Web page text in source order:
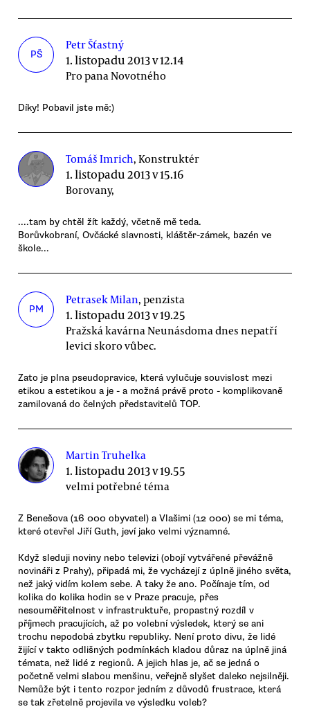
PŠ
Petr Šťastný
1. listopadu 2013 v 12.14
Pro pana Novotného
Díky! Pobavil jste mě:)
Tomáš Imrich, Konstruktér
1. listopadu 2013 v 15.16
Borovany,
....tam by chtěl žít každý, včetně mě teda.
Borůvkobraní, Ovčácké slavnosti, kláštěr-zámek, bazén ve
škole...
PM
Petrasek Milan, penzista
1. listopadu 2013 v 19.25
Pražská kavárna Neunásdoma dnes nepatří
levici skoro vůbec.
Zato je plna pseudopravice, která vylučuje souvislost mezi
etikou a estetikou a je - a možná právě proto - komplikovaně
zamilovaná do čelných představitelů TOP.
Martin Truhelka
1. listopadu 2013 v 19.55
velmi potřebné téma
Z Benešova (16 000 obyvatel) a Vlašimi (12 000) se mi téma,
které otevřel Jiří Guth, jeví jako velmi významné.
Když sleduji noviny nebo televizi (obojí vytvářené převážně
novináři z Prahy), připadá mi, že vycházejí z úplně jiného světa,
než jaký vidím kolem sebe. A taky že ano. Počínaje tím, od
kolika do kolika hodin se v Praze pracuje, přes
nesouměřitelnost v infrastruktuře, propastný rozdíl v
příjmech pracujících, až po volební výsledek, který se ani
trochu nepodobá zbytku republiky. Není proto divu, že lidé
žijící v takto odlišných podmínkách kladou důraz na úplně jiná
témata, než lidé z regionů. A jejich hlas je, ač se jedná o
početně velmi slabou menšinu, veřejně slyšet daleko nejsilněji.
Nemůže být i tento rozpor jedním z důvodů frustrace, která
se tak zřetelně projevila ve výsledku voleb?